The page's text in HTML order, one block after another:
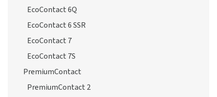
EcoContact 6Q
EcoContact 6 SSR
EcoContact 7
EcoContact 7S
PremiumContact
PremiumContact 2